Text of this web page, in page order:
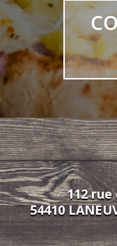
112
54410